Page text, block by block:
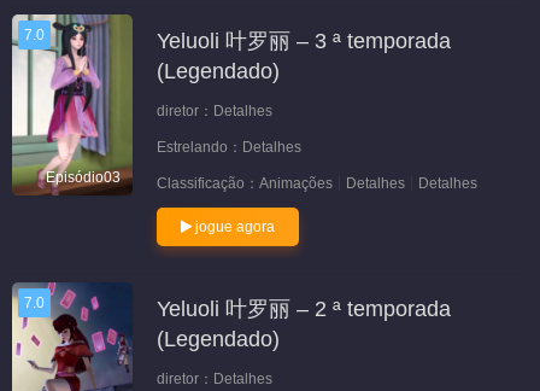
7.0
Episódio03
Yeluoli 叶罗丽 – 3 ª temporada
(Legendado)
diretor： Detalhes
Estrelando： Detalhes
Classificação： Animações Detalhes Detalhes
jogue agora
7.0
Yeluoli 叶罗丽 – 2 ª temporada
(Legendado)
diretor： Detalhes